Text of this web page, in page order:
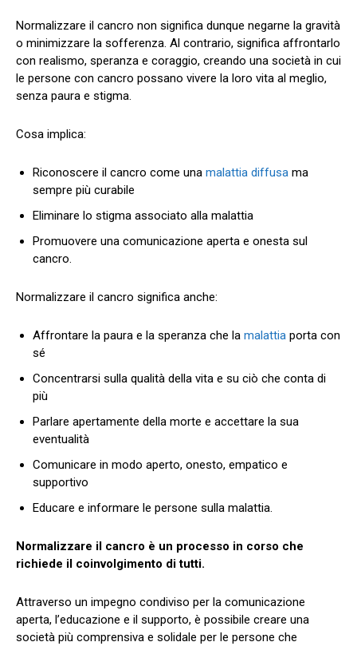
Normalizzare il cancro non significa dunque negarne la gravità
o minimizzare la sofferenza. Al contrario, significa affrontarlo
con realismo, speranza e coraggio, creando una società in cui
le persone con cancro possano vivere la loro vita al meglio,
senza paura e stigma.
Cosa implica:
Riconoscere il cancro come una malattia diffusa ma
sempre più curabile
Eliminare lo stigma associato alla malattia
Promuovere una comunicazione aperta e onesta sul
cancro.
Normalizzare il cancro significa anche:
Affrontare la paura e la speranza che la malattia porta con
sé
Concentrarsi sulla qualità della vita e su ciò che conta di
più
Parlare apertamente della morte e accettare la sua
eventualità
Comunicare in modo aperto, onesto, empatico e
supportivo
Educare e informare le persone sulla malattia.
Normalizzare il cancro è un processo in corso che
richiede il coinvolgimento di tutti.
Attraverso un impegno condiviso per la comunicazione
aperta, l’educazione e il supporto, è possibile creare una
società più comprensiva e solidale per le persone che